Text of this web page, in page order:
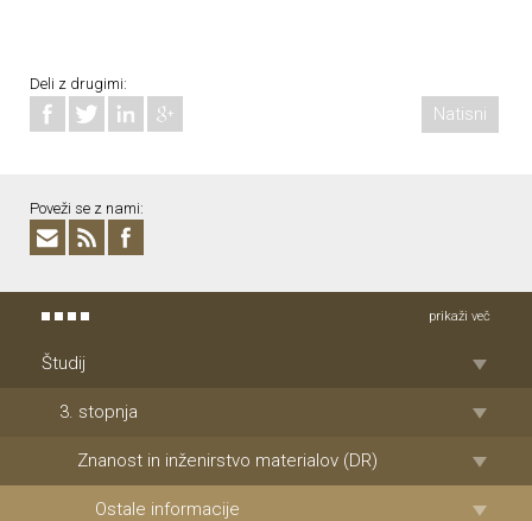
Deli z drugimi:
Natisni
Poveži se z nami:
prikaži več
Študij
3. stopnja
Znanost in inženirstvo materialov (DR)
Ostale informacije